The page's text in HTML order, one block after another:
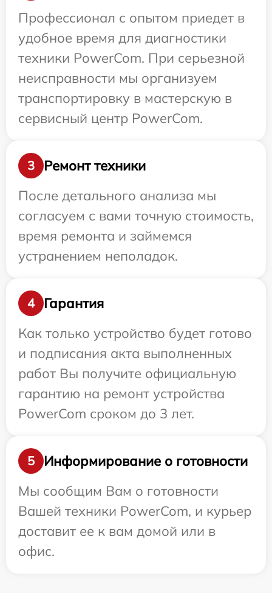
Профессионал с опытом приедет в
удобное время для диагностики
техники PowerCom. При серьезной
неисправности мы организуем
транспортировку в мастерскую в
сервисный центр PowerCom.
3
Ремонт техники
После детального анализа мы
согласуем с вами точную стоимость,
время ремонта и займемся
устранением неполадок.
4
Гарантия
Как только устройство будет готово
и подписания акта выполненных
работ Вы получите официальную
гарантию на ремонт устройства
PowerCom сроком до 3 лет.
5
Информирование о готовности
Мы сообщим Вам о готовности
Вашей техники PowerCom, и курьер
доставит ее к вам домой или в
офис.